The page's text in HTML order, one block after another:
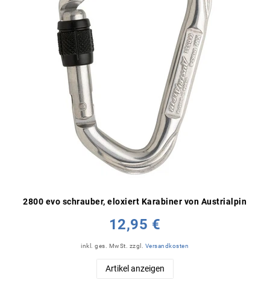
2800 evo schrauber, eloxiert Karabiner von Austrialpin
12,95 €
inkl. ges. MwSt. zzgl. Versandkosten
Artikel anzeigen